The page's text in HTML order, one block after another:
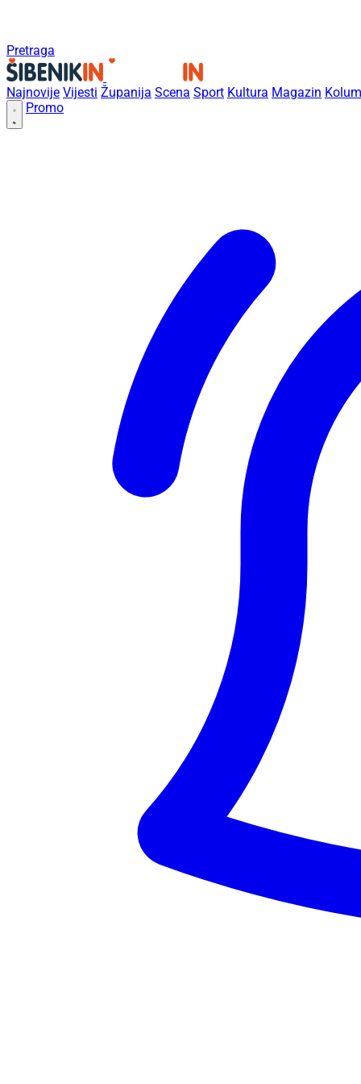
Pretraga
Najnovije Vijesti Županija Scena Sport Kultura Magazin
Promo